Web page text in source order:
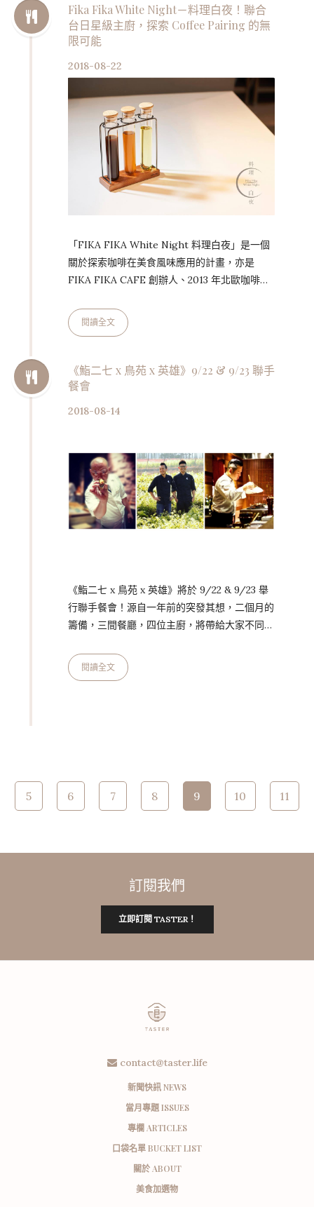
一眾名廚，部份名廚更會與永利星級主廚聯手，
呈獻創意十足的味蕾體驗。 此外，永利亦邀來
獲獎無數的調酒師作客駐場獻技，以及舉行期間
限定大師班，調製多款獲獎雞尾酒。 M.O.F Luc
Debo…
Fika Fika White Night－料理白夜！聯合
台日星級主廚，探索 Coffee Pairing 的無
限可能
2018-08-22
「FIKA FIKA White Night 料理白夜」是一個
關於探索咖啡在美食風味應用的計畫，亦是
FIKA FIKA CAFE 創辦人、2013 年北歐咖啡烘
咖啡實驗室引以為傲的研究成果，與星級主廚共
同創作，繼去年與「肉料理魔法師」
FIKA FIKA 料理白夜私廚餐會，邀請東京米其
林二星餐廳 Florilège 的川手寬康（Kawate
閱讀全文
《鮨二七 x 鳥苑 x 英雄》9/22 & 9/23 聯手
餐會
2018-08-14
《鮨二七 x 鳥苑 x 英雄》將於 9/22 & 9/23 舉
行聯手餐會！源自一年前的突發其想，二個月的
籌備，三間餐廳，四位主廚，將帶給大家不同的
34 位) 時間：18:00 餐費 : $8,800／1 人 地點：
鳥苑地雞燒 台中市西區忠明南路 48 號 鮨二七
閱讀全文
5
6 7 8 9 10 11
訂閱我們
立即訂閱 TASTER！
contact@taster.life
新聞快訊 NEWS
當月專題 ISSUES
專欄 ARTICLES
口袋名單 BUCKET LIST
關於 ABOUT
美食加選物